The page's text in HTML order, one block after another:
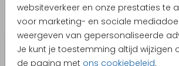
websiteverkeer en onze prestaties te
voor marketing- en sociale
weergeven van gepersonaliseerde
Je kunt je toestemming altijd wijzigen
de pagina met ons cookiebeleid.
Kerstkaart